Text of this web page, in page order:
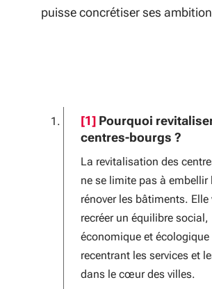
puisse concrétiser ses
Notes de bas de page
[1] Pourquoi
centres-bourgs ?
La revitalisation des
ne se limite pas à embellir
rénover les bâtiments. Elle
recréer un équilibre social,
économique et écologique
recentrant les services et
dans le cœur des villes.